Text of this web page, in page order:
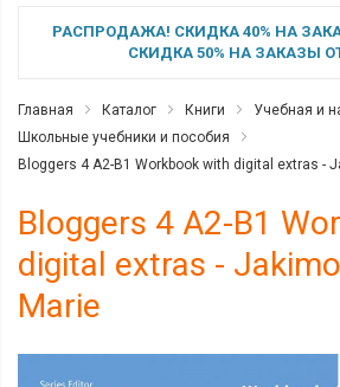
РАСПРОДАЖА! СКИДКА 40% НА
СКИДКА 50% НА ЗАКАЗЫ
Главная Каталог Книги
Учебная и
Школьные учебники и пособия
Bloggers 4 A2-B1 Workbook with digital extras -
Bloggers 4 A2-B1
digital extras -
Marie